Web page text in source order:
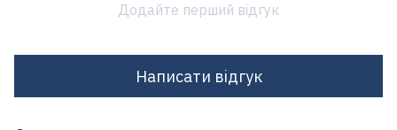
Додайте перший відгук
Написати відгук